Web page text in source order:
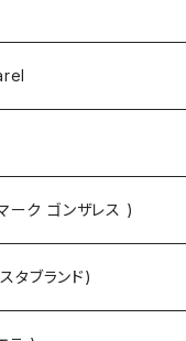
ク ゴンザレス )
タブランド)